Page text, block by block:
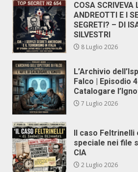
COSA SCRIVEVA
ANDREOTTI E I
SEGRETI? – DI
SILVESTRI
8 Luglio 2026
L’Archivio
Falco | Episodio
Catalogare
7 Luglio 2026
Il caso Feltrinelli
speciale nei file
CIA
2 Luglio 2026